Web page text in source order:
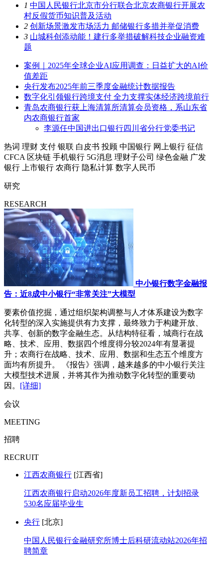
1 中国人民银行北京市分行联合北京农商银行开展农
村反假货币知识普及活动
2 创新场景激发市场活力 邮储银行多措并举促消费
3 山城科创添动能！建行多举措破解科技企业融资难
题
案例｜2025年全球企业AI应用调查：日益扩大的AI价
值差距
央行发布2025年前三季度金融统计数据报告
数字化引领银行跨境支付 全力支撑实体经济跨境前行
青岛农商银行获上海清算所清算会员资格，系山东省
内农商银行首家
李源任中国进出口银行四川省分行党委书记
热词 理财 支付 银联 白皮书 投顾 中国银行 网上银行 征信
CFCA 区块链 手机银行 5G消息 理财子公司 绿色金融 广发
银行
上市银行 农商行 隐私计算 数字人民币
研究
RESEARCH
中小银行数字金融报
告：近8成中小银行“非常关注”大模型
要素价值挖掘，通过组织架构调整与人才体系建设为数字
化转型的深入实施提供有力支撑，最终致力于构建开放、
共享、创新的数字金融生态。从结构特征看，城商行在战
略、技术、应用、数据四个维度得分较2024年有显著提
升；农商行在战略、技术、应用、数据和生态五个维度方
面均有所提升。 《报告》强调，越来越多的中小银行关注
大模型技术进展，并将其作为推动数字化转型的重要动
因。 [详细]
会议
MEETING
招聘
RECRUIT
江西农商银行 [江西省]
江西农商银行启动2026年度新员工招聘，计划招录
530名应届毕业生
央行 [北京]
中国人民银行金融研究所博士后科研流动站2026年招
聘简章